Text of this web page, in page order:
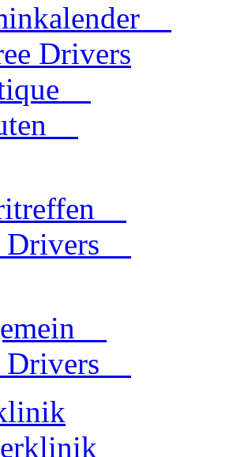
Drivers
Drivers
Drivers